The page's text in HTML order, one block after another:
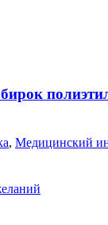
, Медицинский